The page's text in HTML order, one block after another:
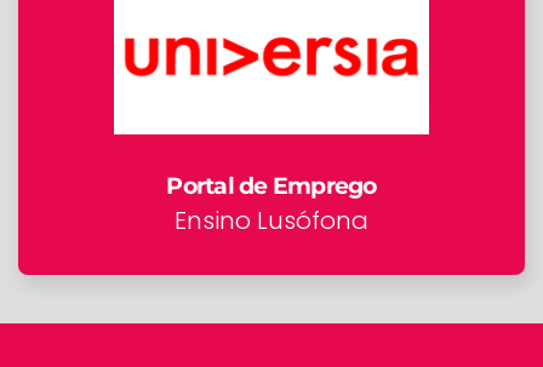
Portal de Emprego
Ensino Lusófona